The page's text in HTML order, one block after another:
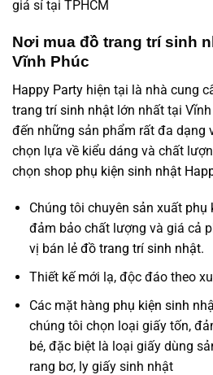
Nơi mua đồ trang trí sinh
Vĩnh Phúc
Happy Party hiện tại là nhà cung
trang trí sinh nhật lớn nhất tại
đến những sản phẩm rất đa dạng
chọn lựa về kiểu dáng và chất
chọn shop phụ kiện sinh nhật
Chúng tôi chuyên sản xuất phụ
đảm bảo chất lượng và giá cả
vị bán lẻ đồ trang trí sinh nhật.
Thiết kế mới lạ, độc đáo theo
Các mặt hàng phụ kiện sinh
chúng tôi chọn loại giấy tốn,
bé, đặc biệt là loại giấy dùng
rang bơ, ly giấy sinh nhật